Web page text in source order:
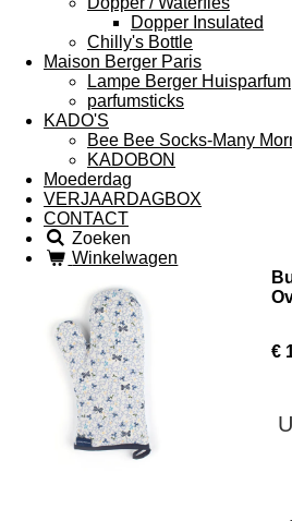
Dopper Insulated
Chilly's Bottle
Maison Berger Paris
Lampe Berger Huisparfum
parfumsticks
KADO'S
Bee Bee Socks-Many
KADOBON
Moederdag
VERJAARDAGBOX
CONTACT
Zoeken
Winkelwagen
€